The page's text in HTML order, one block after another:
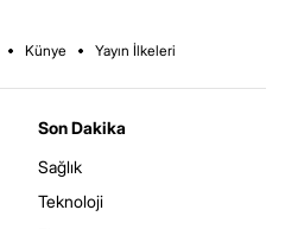
Künye Yayın İlkeleri
Son Dakika
Sağlık
Teknoloji